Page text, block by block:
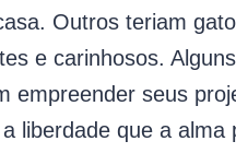
Outros teriam
e carinhosos. Alguns
empreender seus
liberdade que a alma